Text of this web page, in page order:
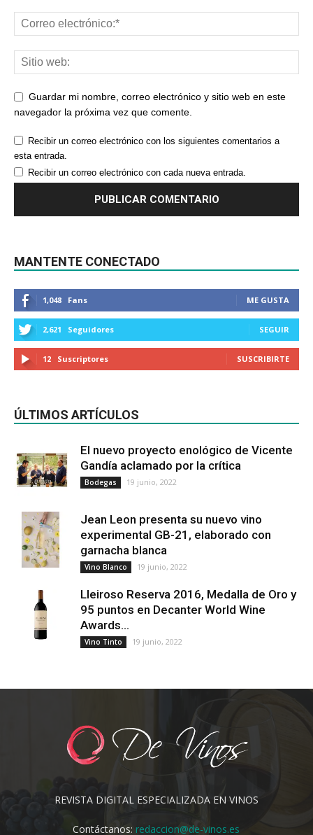
Guardar mi nombre, correo electrónico y sitio web en este
navegador la próxima vez que comente.
Recibir un correo electrónico con los siguientes comentarios a
esta entrada.
Recibir un correo electrónico con cada nueva entrada.
MANTENTE CONECTADO
1,048 Fans ME GUSTA
2,621 Seguidores SEGUIR
12 Suscriptores SUSCRIBIRTE
ÚLTIMOS ARTÍCULOS
El nuevo proyecto enológico de Vicente
Gandía aclamado por la crítica
Bodegas 19 junio, 2022
Jean Leon presenta su nuevo vino
experimental GB-21, elaborado con
garnacha blanca
Vino Blanco 19 junio, 2022
Lleiroso Reserva 2016, Medalla de Oro y
95 puntos en Decanter World Wine
Awards...
Vino Tinto 19 junio, 2022
REVISTA DIGITAL ESPECIALIZADA EN VINOS
Contáctanos:redaccion@de-vinos.es